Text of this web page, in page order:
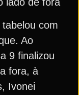
com
Ao
9 finalizou
fora, à
Ivonei